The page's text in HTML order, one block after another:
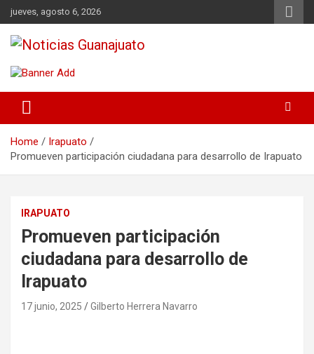
Skip
to
content
jueves, agosto 6, 2026
Noticias Guanajuato
Home
Irapuato
Promueven participación ciudadana para desarrollo de Irapuato
IRAPUATO
Promueven participación
ciudadana para desarrollo de
Irapuato
17 junio, 2025 Gilberto Herrera Navarro